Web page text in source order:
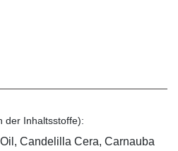
der Inhaltsstoffe):
Candelilla Cera, Carnauba